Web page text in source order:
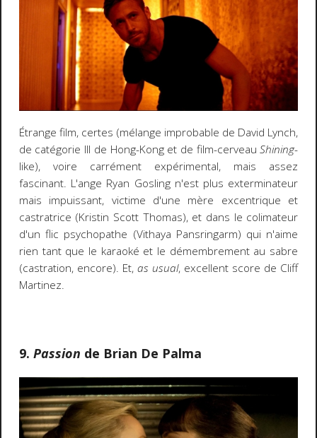
Étrange film, certes (mélange improbable de David Lynch,
de catégorie III de Hong-Kong et de film-cerveauShining-
like), voire carrément expérimental, mais assez
fascinant. L'ange Ryan Gosling n'est plus exterminateur
mais impuissant, victime d'une mère excentrique et
castratrice (Kristin Scott Thomas), et dans le colimateur
d'un flic psychopathe (Vithaya Pansringarm) qui n'aime
rien tant que le karaoké et le démembrement au sabre
(castration, encore). Et, as usual, excellent score de Cliff
Martinez.
9. Passion de Brian De Palma